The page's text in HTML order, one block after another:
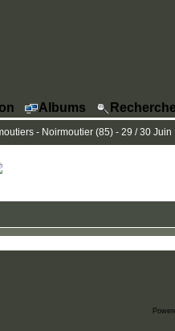
Albums
- Noirmoutier (85) - 29 / 30 Juin